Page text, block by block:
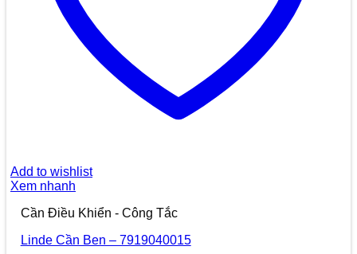
Add to wishlist
Xem nhanh
Cần Điều Khiển - Công Tắc
Linde Cần Ben – 7919040015